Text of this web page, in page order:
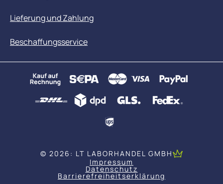
Lieferung und Zahlung
Beschaffungsservice
© 2026: LT LABORHANDEL GMBH
Impressum
Datenschutz
Barrierefreiheitserklärung